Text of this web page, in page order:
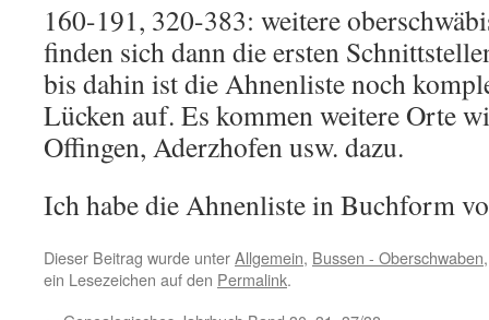
160-191, 320-383: weitere
finden sich dann die ersten
bis dahin ist die Ahnenliste noch
Lücken auf. Es kommen weitere Orte
Offingen, Aderzhofen usw. dazu.
Ich habe die Ahnenliste in Buchform
Dieser Beitrag wurde unterAllgemein, Bussen - Oberschwaben
ein Lesezeichen auf den Permalink.